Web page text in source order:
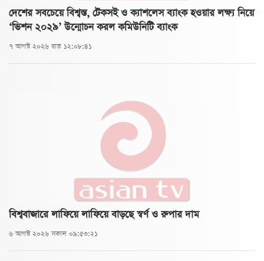
দেশের সবচেয়ে বিশ্বস্ত, টেকসই ও ক্যাশলেস ব্যাংক হওয়ার লক্ষ্য নিয়ে
‘ভিশন ২০২৯’ উন্মোচন করল কমিউনিটি ব্যাংক
৭ আগস্ট ২০২৬ রাত ১২:০৮:৪১
বিশ্ববাজারে লাফিয়ে লাফিয়ে বাড়ছে স্বর্ণ ও রুপার দাম
৬ আগস্ট ২০২৬ সকাল ০৯:৫৩:২১